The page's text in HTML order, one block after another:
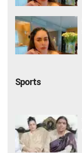
Sports